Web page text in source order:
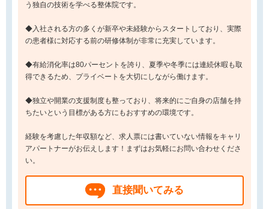
う独自の技術を学べる整体院です。
◆入社される方の多くが新卒や未経験からスタートしており、実際
の患者様に対応する前の研修体制が非常に充実しています。
◆有給消化率は80パーセントを誇り、夏季や冬季には連続休暇も取
得できるため、プライベートを大切にしながら働けます。
◆独立や開業の支援制度も整っており、将来的にご自身の店舗を持
ちたいという目標がある方にもおすすめの環境です。
経験を考慮した年収額など、求人票には書いていない情報をキャリ
アパートナーがお伝えします！まずはお気軽にお問い合わせくださ
い。
直接聞いてみる